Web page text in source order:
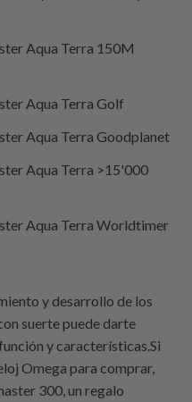
Aqua Terra 150M
Aqua Terra Golf
Aqua Terra Goodplanet
Aqua Terra >15'000
Aqua Terra Worldtimer
y desarrollo de los
suerte puede darte
y características.Si
Omega para comprar,
300, un regalo